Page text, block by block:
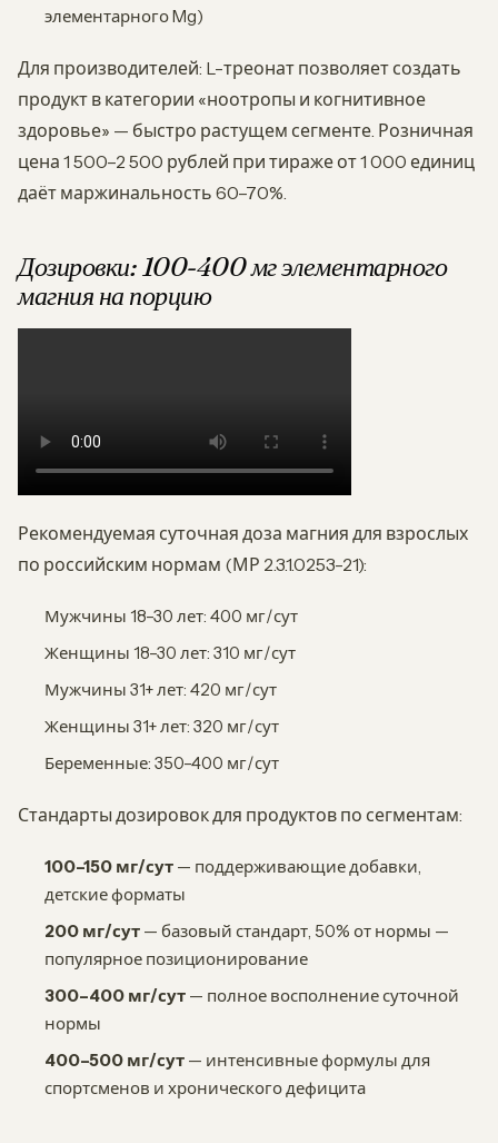
элементарного Mg)
Для производителей: L-треонат позволяет создать
продукт в категории «ноотропы и когнитивное
здоровье» — быстро растущем сегменте. Розничная
цена 1 500–2 500 рублей при тираже от 1 000 единиц
даёт маржинальность 60–70%.
Дозировки: 100-400 мг элементарного
магния на порцию
Рекомендуемая суточная доза магния для взрослых
по российским нормам (МР 2.3.1.0253-21):
Мужчины 18–30 лет: 400 мг/сут
Женщины 18–30 лет: 310 мг/сут
Мужчины 31+ лет: 420 мг/сут
Женщины 31+ лет: 320 мг/сут
Беременные: 350–400 мг/сут
Стандарты дозировок для продуктов по сегментам:
100–150 мг/сут — поддерживающие добавки,
детские форматы
200 мг/сут — базовый стандарт, 50% от нормы —
популярное позиционирование
300–400 мг/сут — полное восполнение суточной
нормы
400–500 мг/сут — интенсивные формулы для
спортсменов и хронического дефицита